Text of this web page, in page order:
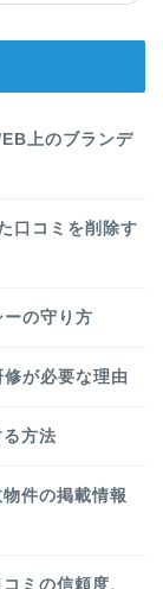
上のブランデ
口コミを削除す
の守り方
が必要な理由
方法
件の掲載情報
ミの信頼度、